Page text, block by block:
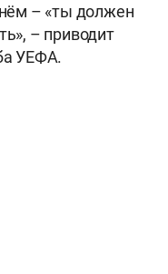
– «ты должен
– приводит
УЕФА.